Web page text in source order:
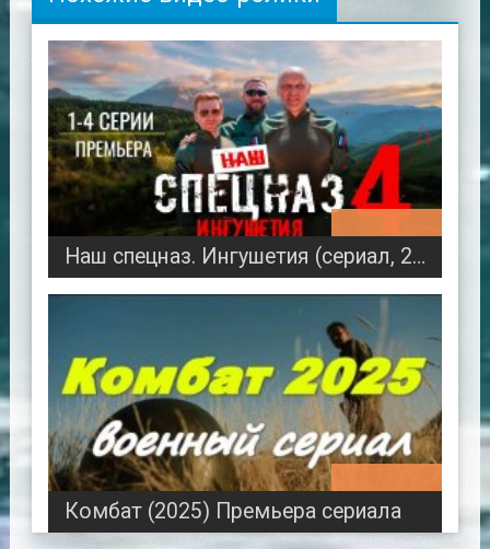
Наш спецназ. Ингушетия (сериал, 2024) Премьера
Комбат (2025) Премьера сериала